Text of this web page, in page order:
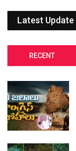
Latest Update
RECENT